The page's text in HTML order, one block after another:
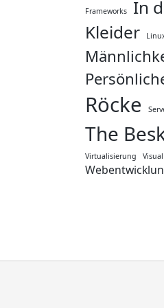
Frameworks
In
Kleider
Röcke
The
Virtualisierung